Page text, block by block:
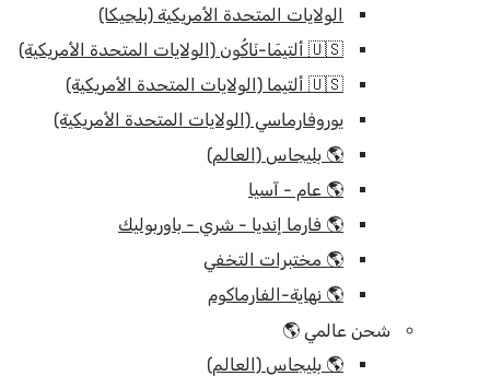
الولايات المتحدة الأمريكية (بلجيكا)
🇺🇸 ألتيمَا-نَاكُون (الولايات المتحدة الأمريكية)
🇺🇸 ألتيما (الولايات المتحدة الأمريكية)
يوروفارماسي (الولايات المتحدة الأمريكية)
🌎 بليجاس (العالم)
🌎 عام - آسيا
🌎 فارما إنديا - شري - باوربوليك
🌎 مختبرات التخفي
🌎 نهاية-الفارماكوم
شحن عالمي 🌎
🌎 بليجاس (العالم)